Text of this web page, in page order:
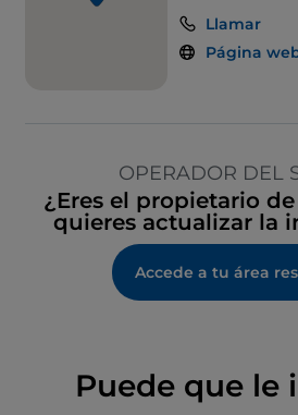
Llamar
Página
OPERADOR DEL
¿Eres el propietario
quieres actualizar la
Accede a tu área
Puede que le